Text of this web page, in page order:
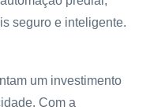
seguro e inteligente.
um investimento
Com a